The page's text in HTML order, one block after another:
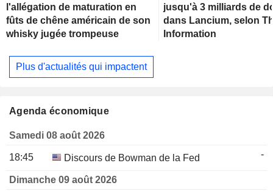
l'allégation de maturation en
fûts de chêne américain de son
whisky jugée trompeuse
jusqu'à 3 milliards de
dans Lancium, selon
Information
Plus d'actualités qui impactent
Agenda économique
Samedi 08 août 2026
18:45 Discours de Bowman de la Fed -
Dimanche 09 août 2026